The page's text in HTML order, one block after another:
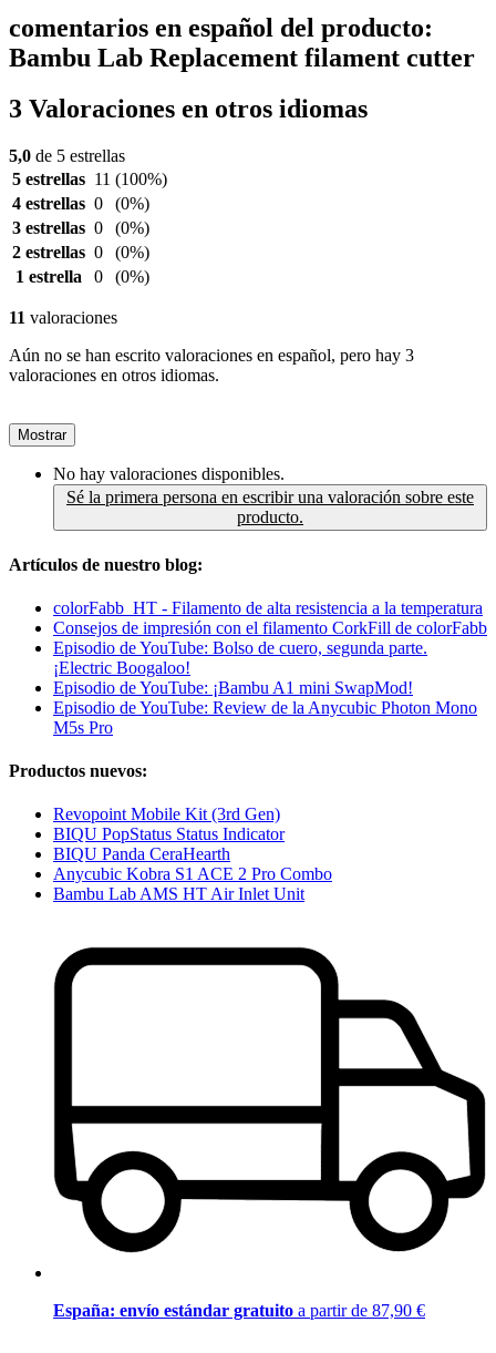
comentarios en español del producto:
Bambu Lab Replacement filament cutter
3 Valoraciones en otros idiomas
5,0 de 5 estrellas
5 estrellas 11 (100%)
4 estrellas 0
(0%)
3 estrellas 0
(0%)
2 estrellas 0
(0%)
1 estrella
0 (0%)
11 valoraciones
Aún no se han escrito valoraciones en español, pero hay 3
valoraciones en otros idiomas.
Mostrar
No hay valoraciones disponibles.
Sé la primera persona en escribir una valoración sobre este
producto.
Artículos de nuestro blog:
colorFabb_HT - Filamento de alta resistencia a la temperatura
Consejos de impresión con el filamento CorkFill de colorFabb
Episodio de YouTube: Bolso de cuero, segunda parte.
¡Electric Boogaloo!
Episodio de YouTube: ¡Bambu A1 mini SwapMod!
Episodio de YouTube: Review de la Anycubic Photon Mono
M5s Pro
Productos nuevos:
Revopoint Mobile Kit (3rd Gen)
BIQU PopStatus Status Indicator
BIQU Panda CeraHearth
Anycubic Kobra S1 ACE 2 Pro Combo
Bambu Lab AMS HT Air Inlet Unit
España: envío estándar gratuito a partir de 87,90 €